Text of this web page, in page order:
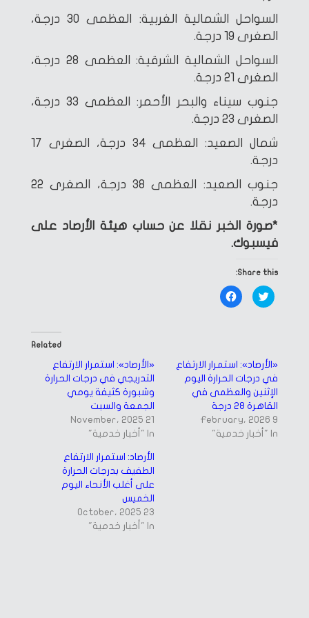
السواحل الشمالية الغربية: العظمى 30 درجة،
الصغرى 19 درجة.
السواحل الشمالية الشرقية: العظمى 28 درجة،
الصغرى 21 درجة.
جنوب سيناء والبحر الأحمر: العظمى 33 درجة،
الصغرى 23 درجة.
شمال الصعيد: العظمى 34 درجة، الصغرى 17
درجة.
جنوب الصعيد: العظمى 38 درجة، الصغرى 22
درجة.
*صورة الخبر نقلا عن حساب هيئة الأرصاد على
فيسبوك.
Share this:
Click
to
share
window)
Click
to
window)
Related
«الأرصاد»: استمرار الارتفاع
التدريجي في درجات الحرارة
وشبورة كثيفة يومي
الجمعة والسبت
21 November، 2025
In "أخبار خدمية"
«الأرصاد»: استمرار الارتفاع
في درجات الحرارة اليوم
الإثنين والعظمى في
القاهرة 28 درجة
9 February، 2026
In "أخبار خدمية"
الأرصاد: استمرار الارتفاع
الطفيف بدرجات الحرارة
على أغلب الأنحاء اليوم
الخميس
23 October، 2025
In "أخبار خدمية"